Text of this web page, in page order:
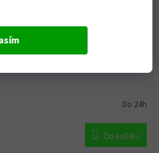
mm, ATHENA
Do 24h
Do košíku